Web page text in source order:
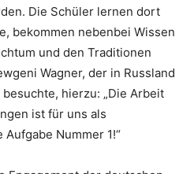
Die Schüler lernen dort
bekommen nebenbei Wissen
und den Traditionen
Wagner, der in Russland
hierzu: „Die Arbeit
ist für uns als
Nummer 1!“